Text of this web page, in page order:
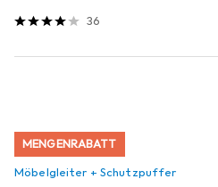
36
MENGENRABATT
Möbelgleiter + Schutzpuffer